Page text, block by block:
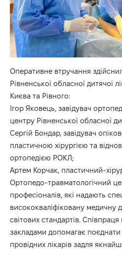
Оперативне втручання
Рівненської обласної дитячої
Києва та Рівного:
Ігор Яковець, завідувач
центру Рівненської обласної
Сергій Бондар, завідувач
пластичною хірургією та
ортопедією РОКЛ;
Артем Корчак, пластичний-
Ортопедо-травматологічний
професіоналів, які надають
висококваліфіковану медичну
світових стандартів.
закладами допомагає поєднати
провідних лікарів задля